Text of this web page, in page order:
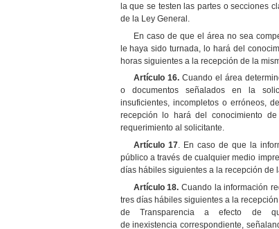
la que se testen las partes o secciones
de la Ley General.
En caso de que el área no sea
le haya sido turnada, lo hará del
horas siguientes a la recepción de la
Artículo 16.Cuando el área
o documentos señalados en la
insuficientes, incompletos o erróneos,
recepción lo hará del conocimiento
requerimiento al solicitante.
Artículo 17. En caso de que la
público a través de cualquier medio
días hábiles siguientes a la recepción de
Artículo 18. Cuando la información
tres días hábiles siguientes a la
de Transparencia a efecto de
de inexistencia correspondiente,